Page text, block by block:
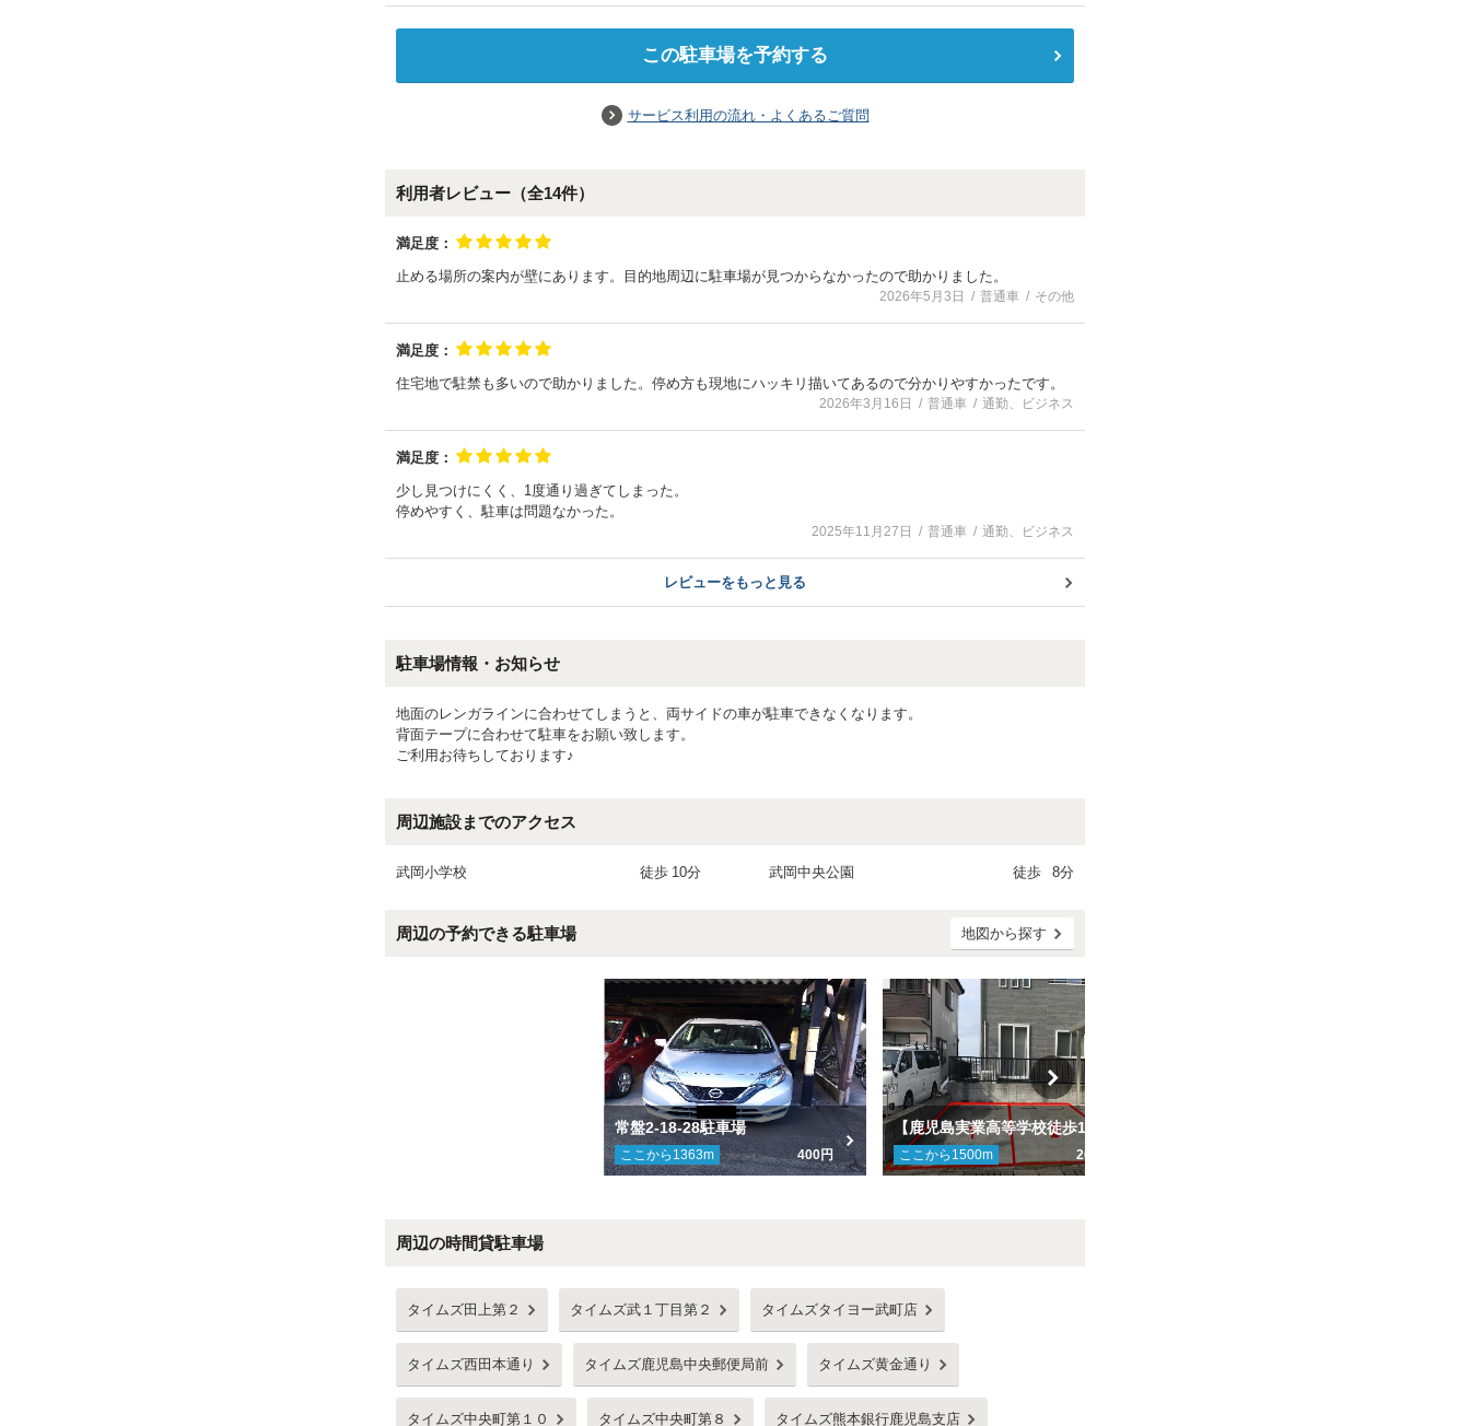
この駐車場を予約する
サービス利用の流れ・よくあるご質問
利用者レビュー（全14件）
満足度：
止める場所の案内が壁にあります。目的地周辺に駐車場が見つからなかったので助かりました。
2026年5月3日 普通車 その他
満足度：
住宅地で駐禁も多いので助かりました。停め方も現地にハッキリ描いてあるので分かりやすかったです。
2026年3月16日 普通車 通勤、ビジネス
満足度：
少し見つけにくく、1度通り過ぎてしまった。
停めやすく、駐車は問題なかった。
2025年11月27日 普通車 通勤、ビジネス
レビューをもっと見る
駐車場情報・お知らせ
地面のレンガラインに合わせてしまうと、両サイドの車が駐車できなくなります。
背面テープに合わせて駐車をお願い致します。
ご利用お待ちしております♪
周辺施設までのアクセス
武岡小学校 徒歩 10分 武岡中央公園 徒歩 8分
周辺の予約できる駐車場 地図から探す
常盤2-18-28駐車場
ここから 1363m 400円 ここから 1500m 200円
周辺の時間貸駐車場
タイムズ田上第２ タイムズ武１丁目第２ タイムズタイヨー武町店
タイムズ西田本通り タイムズ鹿児島中央郵便局前 タイムズ黄金通り
タイムズ中央町第１０ タイムズ中央町第８ タイムズ熊本銀行鹿児島支店